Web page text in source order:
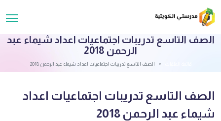
الصف التاسع تدريبات اجتماعيات اعداد شيماء عبد
الرحمن 2018
الصف التاسع تدريبات اجتماعيات اعداد شيماء عبد الرحمن 2018
الصف التاسع تدريبات اجتماعيات اعداد
شيماء عبد الرحمن 2018